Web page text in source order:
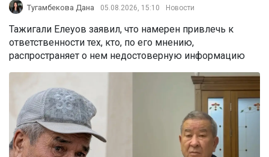
Тугамбекова Дана 05.08.2026, 15:10 Новости
Тажигали Елеуов заявил, что намерен привлечь к
ответственности тех, кто, по его мнению,
распространяет о нем недостоверную информацию